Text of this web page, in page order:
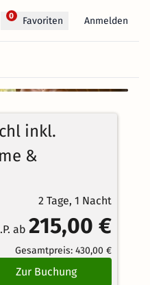
0 Favoriten Anmelden
Bewertungen
inkl.
&
2 Tage, 1 Nacht
ab 215,00 €
Gesamtpreis: 430,00 €
Zur Buchung